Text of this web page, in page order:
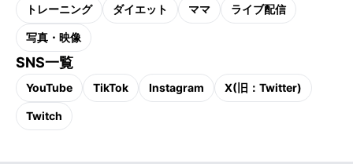
トレーニング ダイエット ママ ライブ配信
写真・映像
SNS一覧
YouTube TikTok Instagram X(旧：Twitter)
Twitch